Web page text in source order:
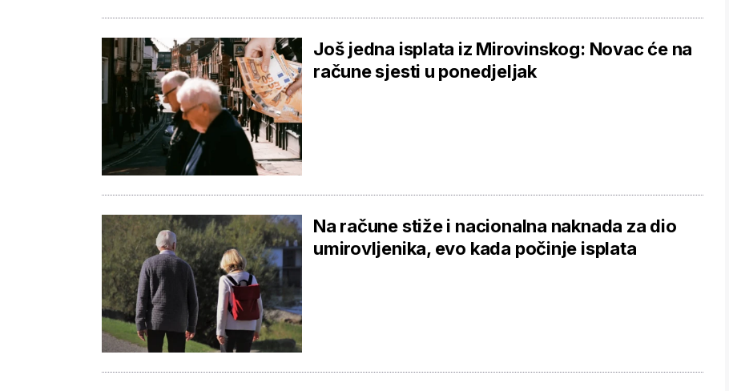
Još jedna isplata iz Mirovinskog: Novac će na
račune sjesti u ponedjeljak
Na račune stiže i nacionalna naknada za dio
umirovljenika, evo kada počinje isplata